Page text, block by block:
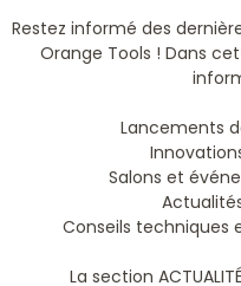
Restez informé des
Orange Tools ! Dans
Lancements
Salons et
Conseils techniques
La section